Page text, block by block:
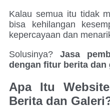
Kalau semua itu tidak
bisa kehilangan
kepercayaan dan
Solusinya? Jasa
dengan fitur berita dan
Apa Itu
Berita dan